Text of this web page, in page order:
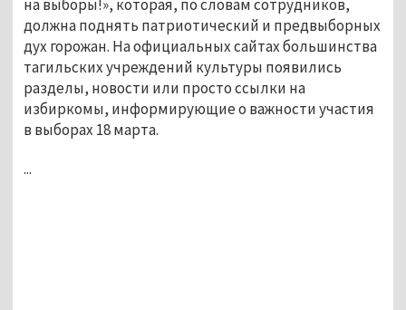
на выборы!», которая, по словам сотрудников,
должна поднять патриотический и предвыборных
дух горожан. На официальных сайтах большинства
тагильских учреждений культуры появились
разделы, новости или просто ссылки на
избиркомы, информирующие о важности участия
в выборах 18 марта.
...